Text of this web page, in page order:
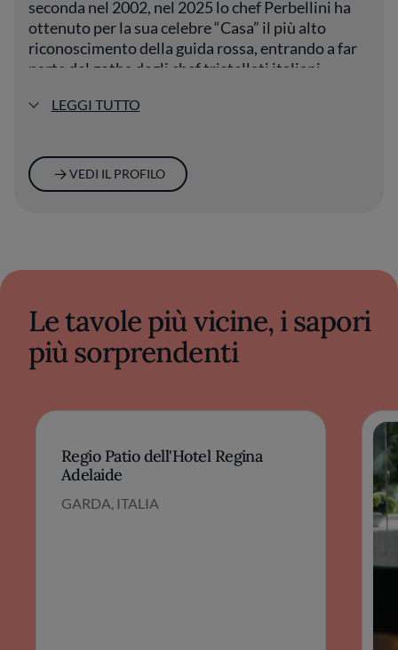
seconda nel 2002, nel 2025 lo chef Perbellini ha
ottenuto per la sua celebre “Casa” il più alto
riconoscimento della guida rossa, entrando a far
parte del gotha degli chef tristellati italiani.
LEGGI TUTTO
VEDI IL PROFILO
Le tavole più vicine, i sapori
più sorprendenti
Regio Patio dell'Hotel Regina
Adelaide
GARDA, ITALIA